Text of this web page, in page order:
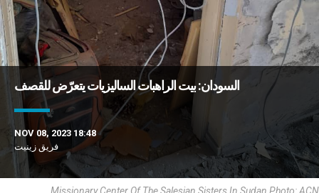
السودان: بيت الراهبات الساليزيات يتعرّض للقصف
NOV 08, 2023 18:48
فريق زينيت